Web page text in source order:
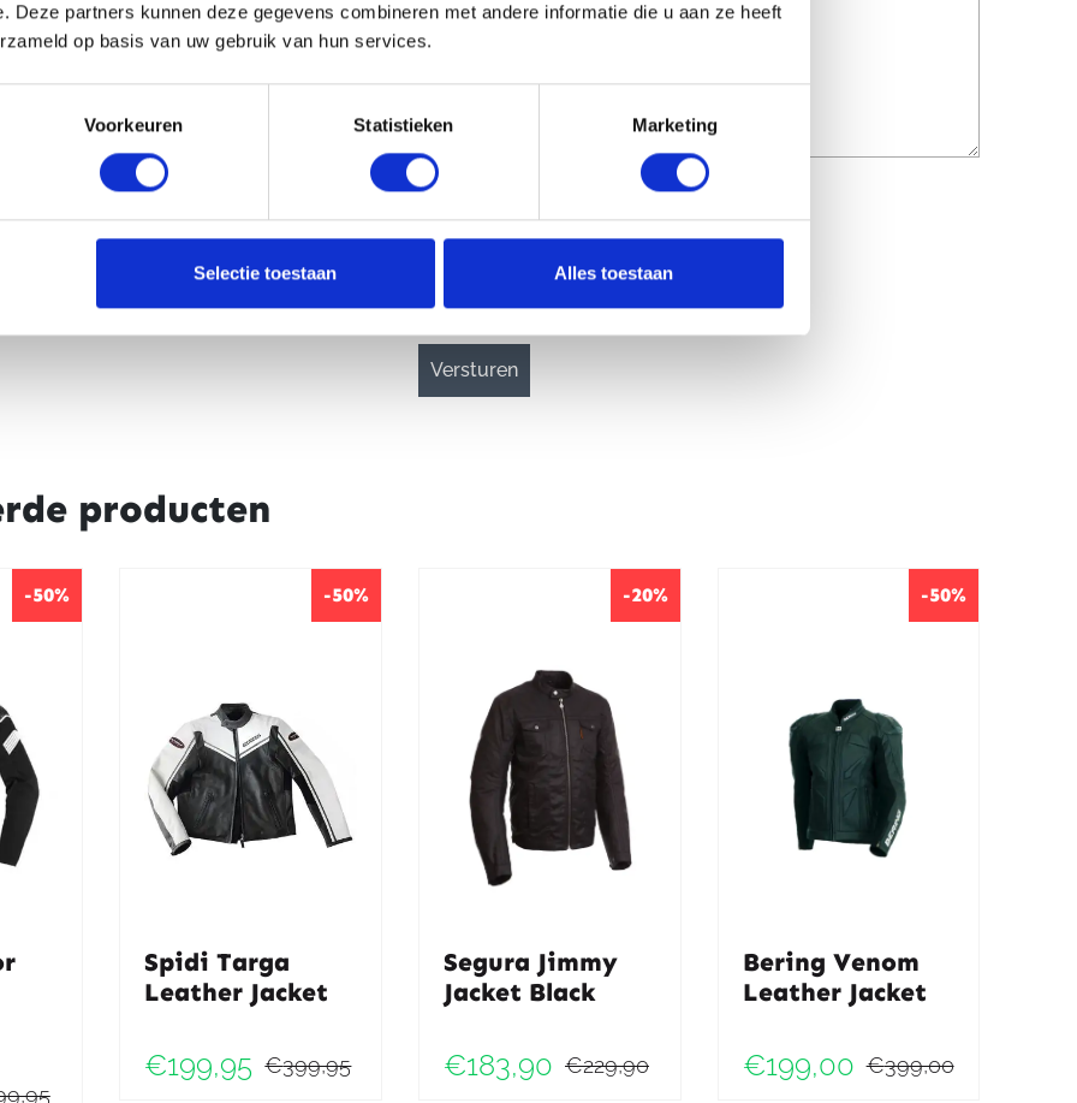
Deze partners kunnen deze gegevens combineren met andere informatie die u aan ze heeft
op basis van uw gebruik van hun services.
Voorkeuren Statistieken Marketing
Selectie toestaan Alles toestaan
CAPTCHA
producten
-50% -50%
Spidi Targa
Leather Jacket
€399,95
Oorspronkelijke
€199,95
Huidige
-20%
Segura Jimmy
Jacket Black
€229,90
Oorspronkelijke
€183,90
Huidige
-50%
Bering Venom
Leather Jacket
€399,00
€199,00